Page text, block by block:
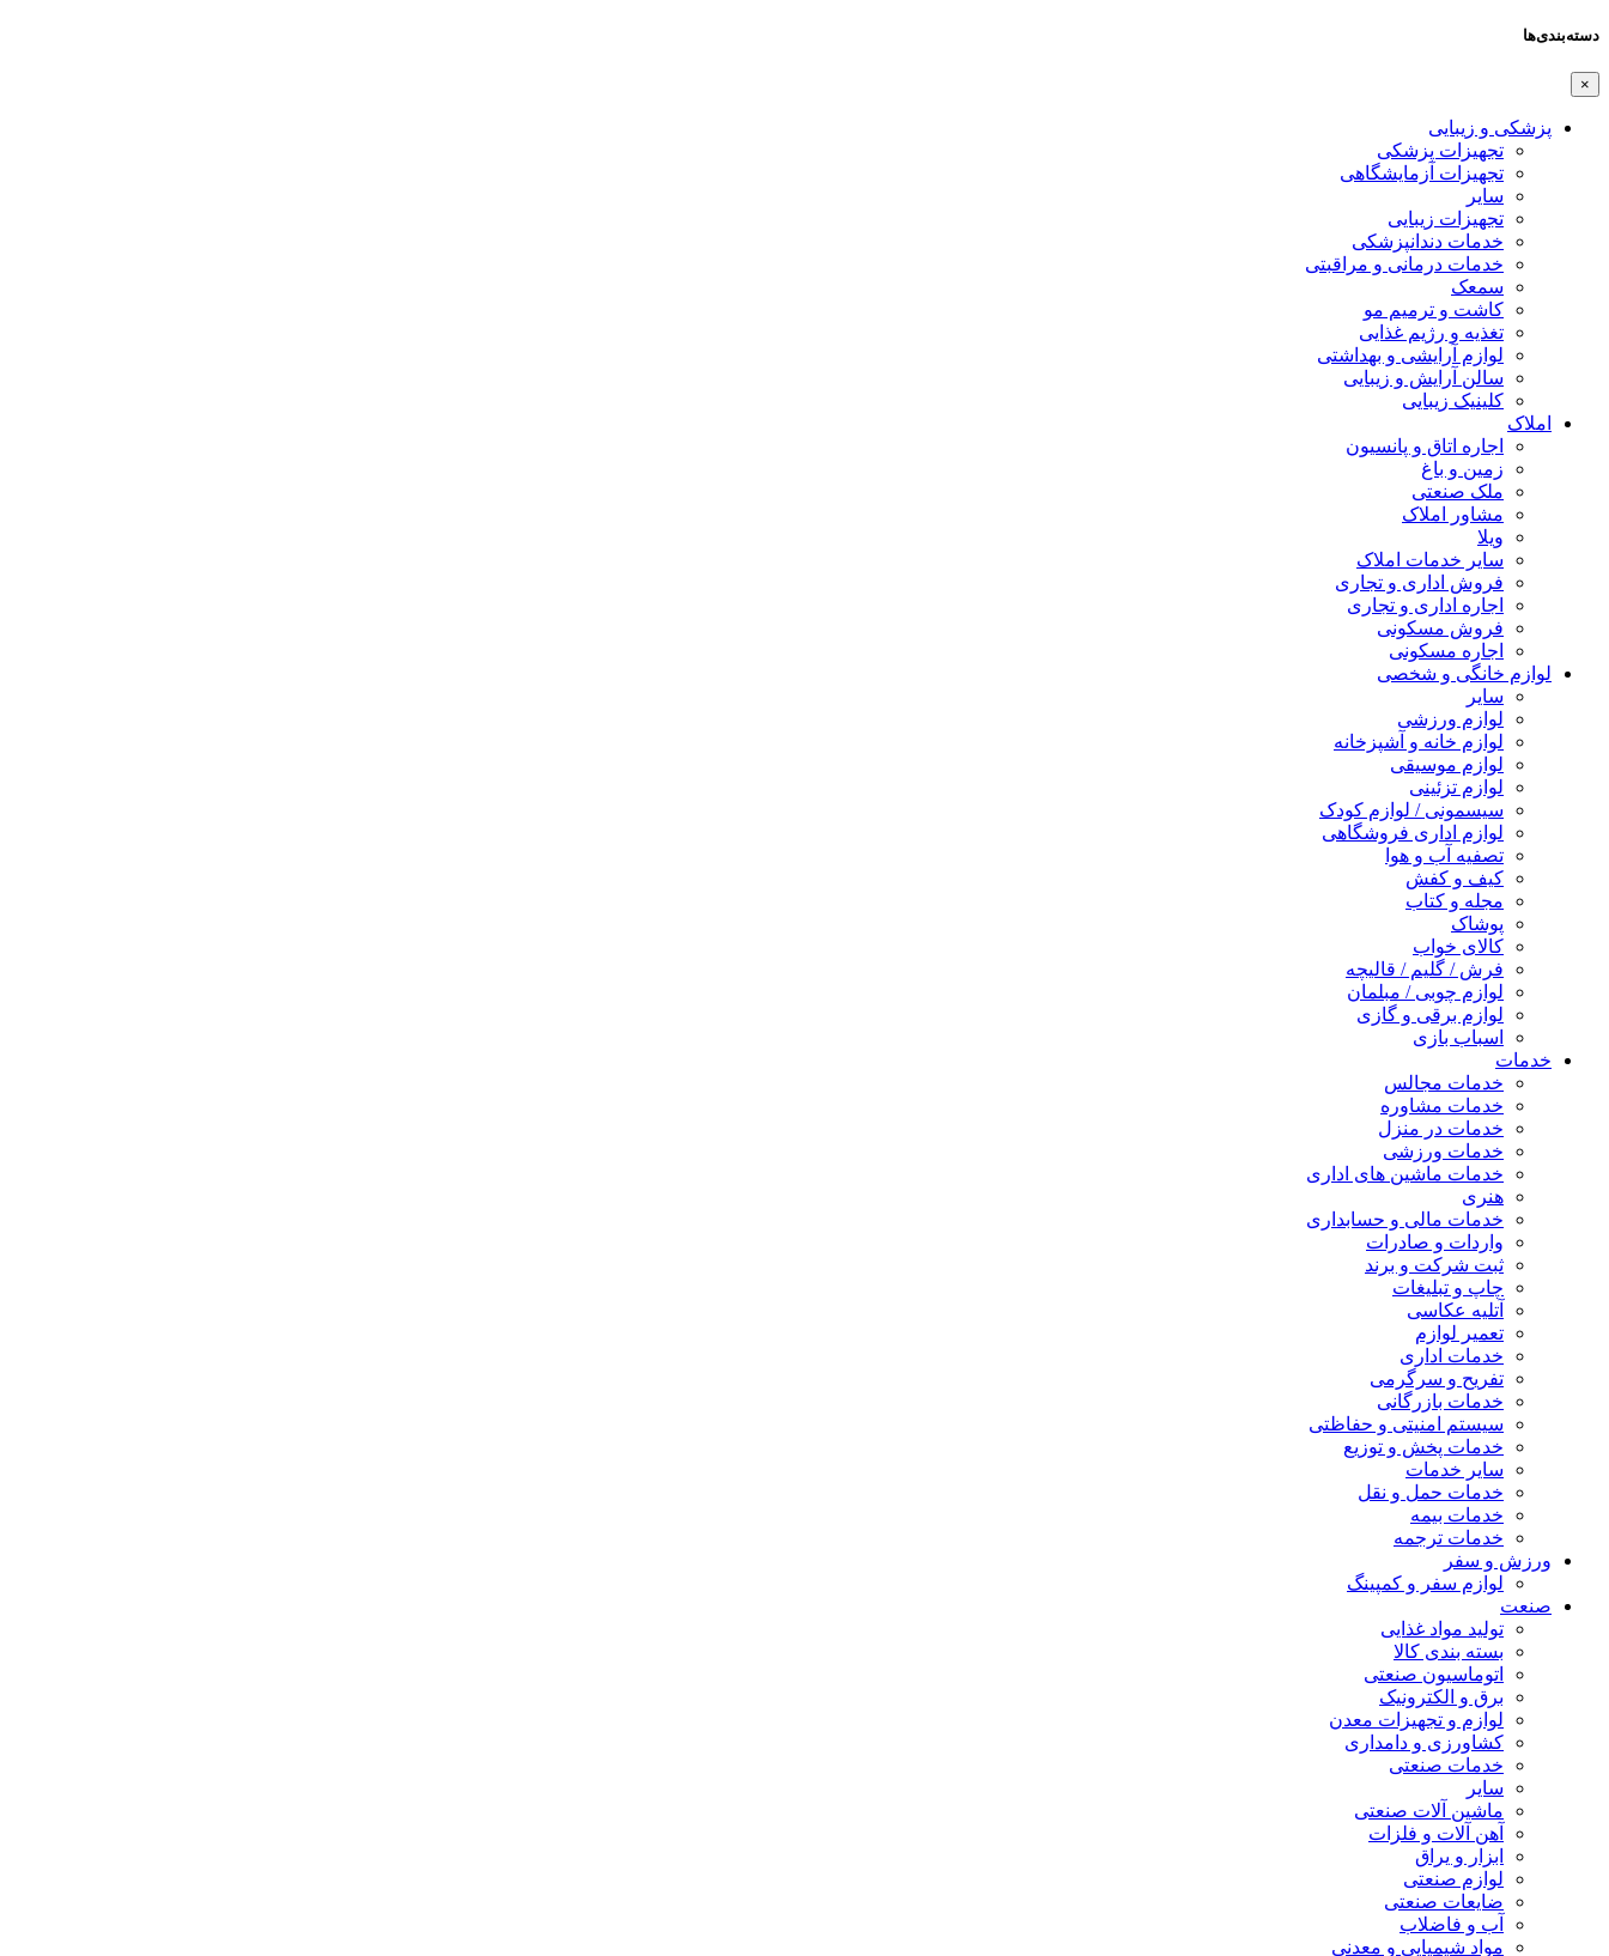
دسته‌بندی‌ها
×
پزشکی و زیبایی
تجهیزات پزشکی
تجهیزات آزمایشگاهی
سایر
تجهیزات زیبایی
خدمات دندانپزشکی
خدمات درمانی و مراقبتی
سمعک
کاشت و ترمیم مو
تغذیه و رژیم غذایی
لوازم آرایشی و بهداشتی
سالن آرایش و زیبایی
کلینیک زیبایی
املاک
اجاره اتاق و پانسیون
زمین و باغ
ملک صنعتی
مشاور املاک
ویلا
سایر خدمات املاک
فروش اداری و تجاری
اجاره اداری و تجاری
فروش مسکونی
اجاره مسکونی
لوازم خانگی و شخصی
سایر
لوازم ورزشی
لوازم خانه و آشپزخانه
لوازم موسیقی
لوازم تزئینی
سیسمونی / لوازم کودک
لوازم اداری فروشگاهی
تصفیه آب و هوا
کیف و کفش
مجله و کتاب
پوشاک
کالای خواب
فرش / گلیم / قالیچه
لوازم چوبی / مبلمان
لوازم برقی و گازی
اسباب بازی
خدمات
خدمات مجالس
خدمات مشاوره
خدمات در منزل
خدمات ورزشی
خدمات ماشین های اداری
هنری
خدمات مالی و حسابداری
واردات و صادرات
ثبت شرکت و برند
چاپ و تبلیغات
آتلیه عکاسی
تعمیر لوازم
خدمات اداری
تفریح و سرگرمی
خدمات بازرگانی
سیستم امنیتی و حفاظتی
خدمات پخش و توزیع
سایر خدمات
خدمات حمل و نقل
خدمات بیمه
خدمات ترجمه
ورزش و سفر
لوازم سفر و کمپینگ
صنعت
تولید مواد غذایی
بسته بندی کالا
اتوماسیون صنعتی
برق و الکترونیک
لوازم و تجهیزات معدن
کشاورزی و دامداری
خدمات صنعتی
سایر
ماشین آلات صنعتی
آهن آلات و فلزات
ابزار و یراق
لوازم صنعتی
ضایعات صنعتی
آب و فاضلاب
مواد شیمیایی و معدنی